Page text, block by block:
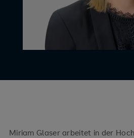
Miriam Glaser arbeitet in der